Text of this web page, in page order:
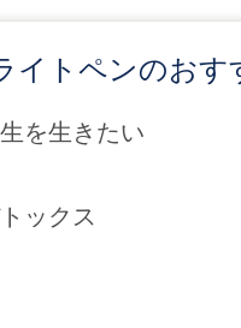
イトペンのおす
を生きたい
ックス